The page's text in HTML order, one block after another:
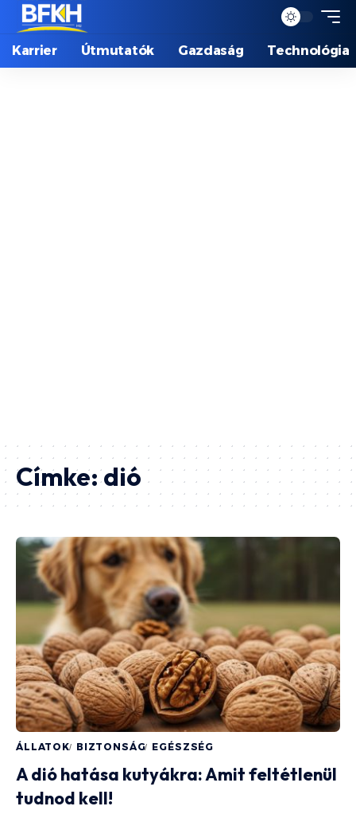
Karrier Útmutatók Gazdaság Technológia
Címke:dió
ÁLLATOK BIZTONSÁG EGÉSZSÉG
A dió hatása kutyákra: Amit feltétlenül
tudnod kell!